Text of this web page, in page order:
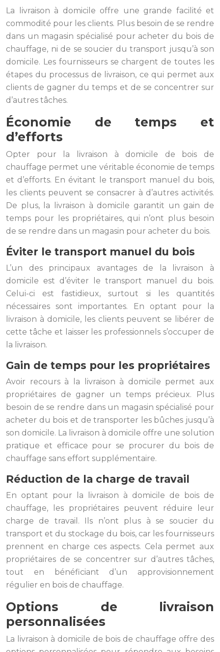
La livraison à domicile offre une grande facilité et
commodité pour les clients. Plus besoin de se rendre
dans un magasin spécialisé pour acheter du bois de
chauffage, ni de se soucier du transport jusqu’à son
domicile. Les fournisseurs se chargent de toutes les
étapes du processus de livraison, ce qui permet aux
clients de gagner du temps et de se concentrer sur
d’autres tâches.
Économie de temps et
d’efforts
Opter pour la livraison à domicile de bois de
chauffage permet une véritable économie de temps
et d’efforts. En évitant le transport manuel du bois,
les clients peuvent se consacrer à d’autres activités.
De plus, la livraison à domicile garantit un gain de
temps pour les propriétaires, qui n’ont plus besoin
de se rendre dans un magasin pour acheter du bois.
Éviter le transport manuel du bois
L’un des principaux avantages de la livraison à
domicile est d’éviter le transport manuel du bois.
Celui-ci est fastidieux, surtout si les quantités
nécessaires sont importantes. En optant pour la
livraison à domicile, les clients peuvent se libérer de
cette tâche et laisser les professionnels s’occuper de
la livraison.
Gain de temps pour les propriétaires
Avoir recours à la livraison à domicile permet aux
propriétaires de gagner un temps précieux. Plus
besoin de se rendre dans un magasin spécialisé pour
acheter du bois et de transporter les bûches jusqu’à
son domicile. La livraison à domicile offre une solution
pratique et efficace pour se procurer du bois de
chauffage sans effort supplémentaire.
Réduction de la charge de travail
En optant pour la livraison à domicile de bois de
chauffage, les propriétaires peuvent réduire leur
charge de travail. Ils n’ont plus à se soucier du
transport et du stockage du bois, car les fournisseurs
prennent en charge ces aspects. Cela permet aux
propriétaires de se concentrer sur d’autres tâches,
tout en bénéficiant d’un approvisionnement
régulier en bois de chauffage.
Options de livraison
personnalisées
La livraison à domicile de bois de chauffage offre des